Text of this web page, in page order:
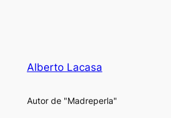
Alberto Lacasa
Autor de "Madreperla"